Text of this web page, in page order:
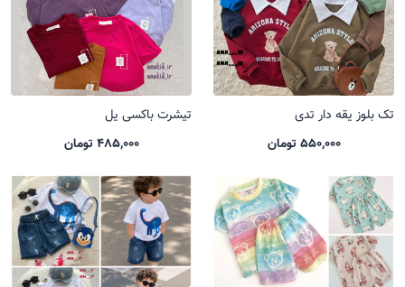
تک بلوز یقه دار تدی
550,000 تومان
تیشرت باکسی یل
485,000 تومان